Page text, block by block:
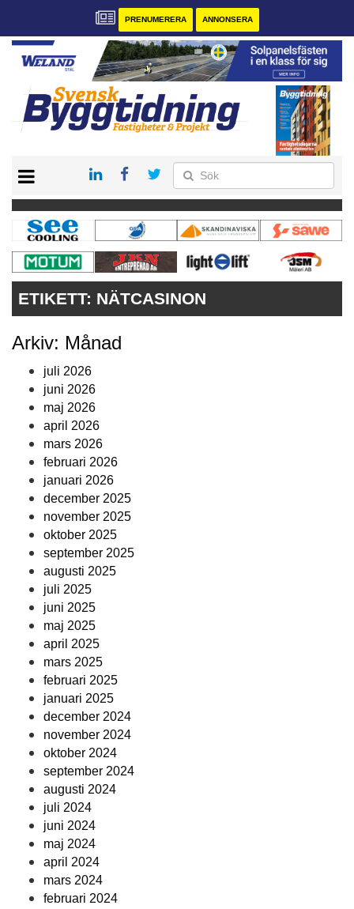
PRENUMERERA ANNONSERA
PRENUMERERA
VÅRA ANDRA MAGASIN
ANNONSERA
KONTAKT
ETIKETT: NÄTCASINON
Arkiv: Månad
juli 2026
juni 2026
maj 2026
april 2026
mars 2026
februari 2026
januari 2026
december 2025
november 2025
oktober 2025
september 2025
augusti 2025
juli 2025
juni 2025
maj 2025
april 2025
mars 2025
februari 2025
januari 2025
december 2024
november 2024
oktober 2024
september 2024
augusti 2024
juli 2024
juni 2024
maj 2024
april 2024
mars 2024
februari 2024